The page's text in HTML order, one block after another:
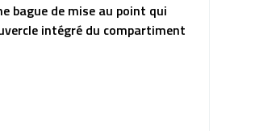
bague de mise au point qui
intégré du compartiment